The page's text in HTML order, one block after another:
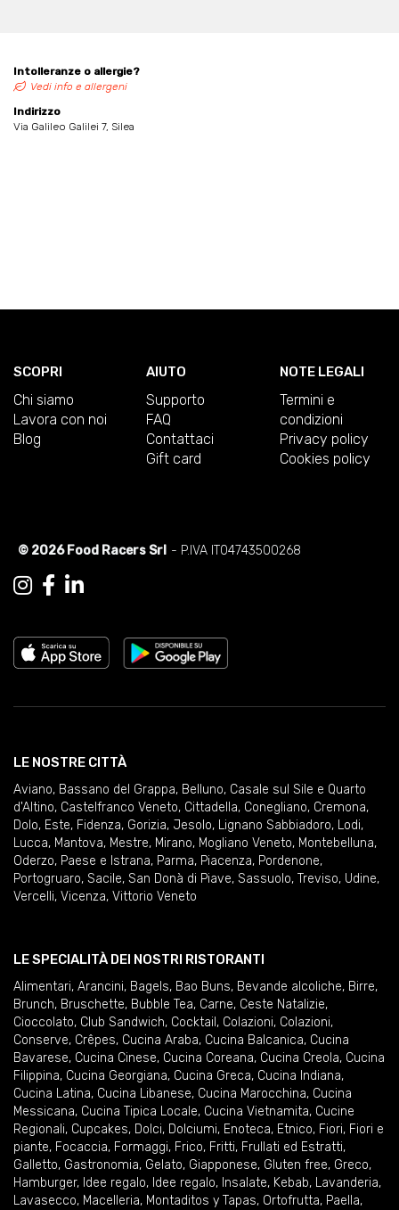
Intolleranze o allergie?
Vedi info e allergeni
Indirizzo
Via Galileo Galilei 7, Silea
SCOPRI
Chi siamo
Lavora con noi
Blog
AIUTO
Supporto
FAQ
Contattaci
Gift card
NOTE LEGALI
Termini e
condizioni
Privacy policy
Cookies policy
© 2026 Food Racers Srl - P.IVA IT04743500268
LE NOSTRE CITTÀ
Aviano, Bassano del Grappa, Belluno, Casale sul Sile e Quarto
d'Altino, Castelfranco Veneto, Cittadella, Conegliano, Cremona,
Dolo, Este, Fidenza, Gorizia, Jesolo, Lignano Sabbiadoro, Lodi,
Lucca, Mantova, Mestre, Mirano, Mogliano Veneto, Montebelluna,
Oderzo, Paese e Istrana, Parma, Piacenza, Pordenone,
Portogruaro, Sacile, San Donà di Piave, Sassuolo, Treviso, Udine,
Vercelli, Vicenza, Vittorio Veneto
LE SPECIALITÀ DEI NOSTRI RISTORANTI
Alimentari, Arancini, Bagels, Bao Buns, Bevande alcoliche, Birre,
Brunch, Bruschette, Bubble Tea, Carne, Ceste Natalizie,
Cioccolato, Club Sandwich, Cocktail , Colazioni, Colazioni,
Conserve, Crêpes, Cucina Araba, Cucina Balcanica, Cucina
Bavarese, Cucina Cinese, Cucina Coreana, Cucina Creola, Cucina
Filippina, Cucina Georgiana, Cucina Greca, Cucina Indiana,
Cucina Latina, Cucina Libanese, Cucina Marocchina, Cucina
Messicana, Cucina Tipica Locale, Cucina Vietnamita, Cucine
Regionali, Cupcakes, Dolci, Dolciumi, Enoteca, Etnico, Fiori, Fiori e
piante, Focaccia, Formaggi, Frico, Fritti, Frullati ed Estratti,
Galletto, Gastronomia, Gelato, Giapponese, Gluten free, Greco,
Hamburger, Idee regalo, Idee regalo, Insalate, Kebab, Lavanderia,
Lavasecco, Macelleria, Montaditos y Tapas, Ortofrutta, Paella,